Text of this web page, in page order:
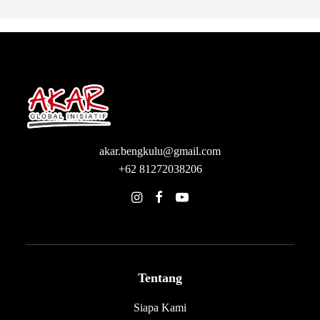
akar.bengkulu@gmail.com
+62 81272038206
Tentang
Siapa Kami